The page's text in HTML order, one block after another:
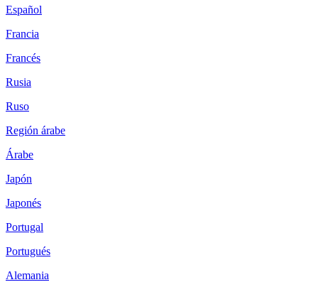
Español
Francia
Francés
Rusia
Ruso
Región árabe
Árabe
Japón
Japonés
Portugal
Portugués
Alemania